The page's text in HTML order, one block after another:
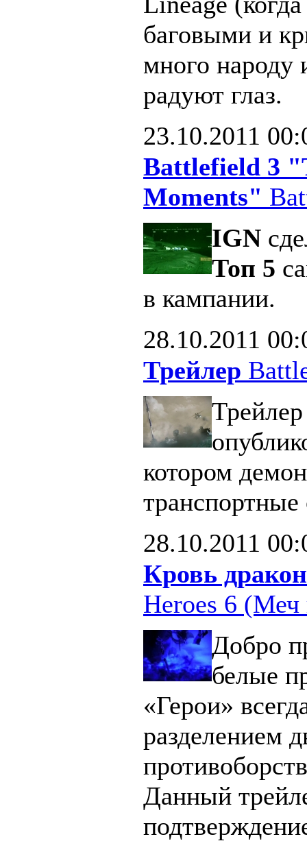
баговыми и
много народу
радуют глаз.
23.10.2011
Battlefield 3
Moments"
IGN
Топ 5
в кампании.
28.10.2011
Трейлер
котором
транспортные
28.10.2011
Кровь
Heroes 6 (Меч
Добро
белые
«Герои»
разделением
Данный